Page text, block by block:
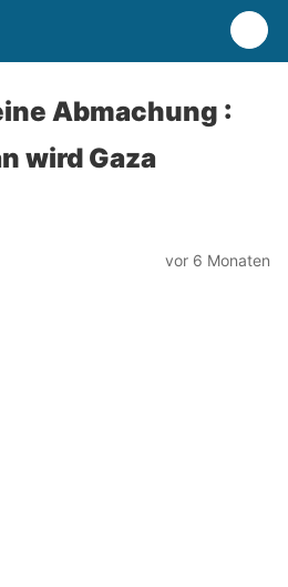
Abmachung :
wird Gaza
vor 6 Monaten